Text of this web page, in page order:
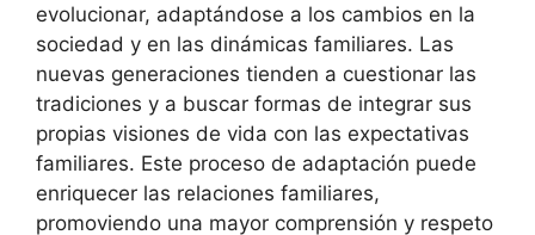
evolucionar, adaptándose a los cambios en la
sociedad y en las dinámicas familiares. Las
nuevas generaciones tienden a cuestionar las
tradiciones y a buscar formas de integrar sus
propias visiones de vida con las expectativas
familiares. Este proceso de adaptación puede
enriquecer las relaciones familiares,
promoviendo una mayor comprensión y respeto